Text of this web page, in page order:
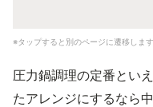
※タップすると別のページに遷移します
圧力鍋調理の定番とい
たアレンジにするなら